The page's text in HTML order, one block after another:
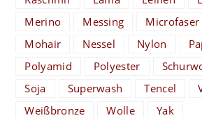
Merino
Messing Microfaser
Mohair
Nessel Nylon
Polyamid
Polyester
Soja
Superwash Tencel
Weißbronze
Wolle Yak